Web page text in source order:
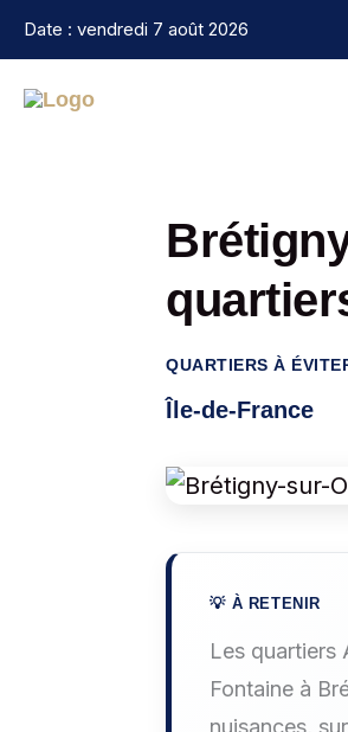
contenu
Date : vendredi 7 août 2026
QUARTIERS À
Île-de-France
Les quartiers
Fontaine à
nuisances,